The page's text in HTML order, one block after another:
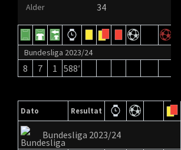
Alder 34
Bundesliga 2023/24
8 7 1 588′
Dato Resultat
Bundesliga 2023/24